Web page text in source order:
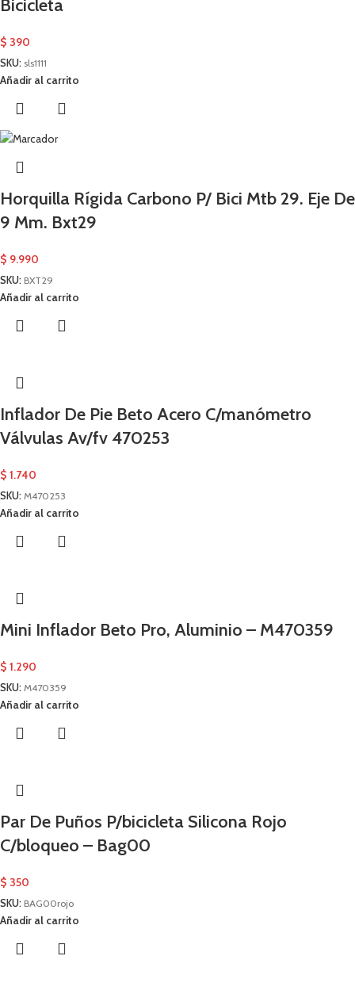
Bicicleta
$ 390
SKU: sls1111
Añadir al carrito
Horquilla Rígida Carbono P/ Bici Mtb 29. Eje De
9 Mm. Bxt29
$ 9.990
SKU: BXT29
Añadir al carrito
Inflador De Pie Beto Acero C/manómetro
Válvulas Av/fv 470253
$ 1.740
SKU: M470253
Añadir al carrito
Mini Inflador Beto Pro, Aluminio – M470359
$ 1.290
SKU: M470359
Añadir al carrito
Par De Puños P/bicicleta Silicona Rojo
C/bloqueo – Bag00
$ 350
SKU: BAG00rojo
Añadir al carrito